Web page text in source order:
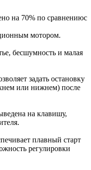
на 70% по сравнениюс
мотором.
бесшумность и малая
задать остановку
или нижнем) после
на клавишу,
плавный старт
регулировки